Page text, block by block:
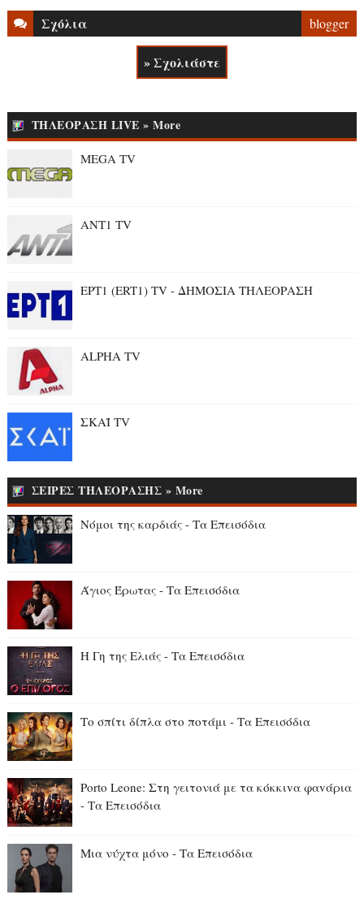
Σχόλια blogger
» Σχολιάστε
ΤΗΛΕΟΡΑΣΗ LIVE » More
MEGA TV
ANT1 TV
ΕΡΤ1 (ERT1) TV - ΔΗΜΟΣΙΑ ΤΗΛΕΟΡΑΣΗ
ALPHA TV
ΣΚΑΪ TV
ΣΕΙΡΕΣ ΤΗΛΕΟΡΑΣΗΣ » More
Νόμοι της καρδιάς - Τα Επεισόδια
Άγιος Έρωτας - Τα Επεισόδια
Η Γη της Ελιάς - Τα Επεισόδια
Το σπίτι δίπλα στο ποτάμι - Τα Επεισόδια
Porto Leone: Στη γειτονιά με τα κόκκιvα φαvάρια
- Τα Επεισόδια
Μια νύχτα μόνο - Τα Επεισόδια